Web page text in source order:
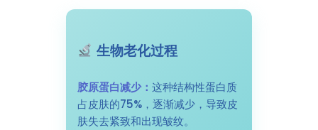
生物老化过程
胶原蛋白减少： 这种结构性蛋白质
占皮肤的75%，逐渐减少，导致皮
肤失去紧致和出现皱纹。